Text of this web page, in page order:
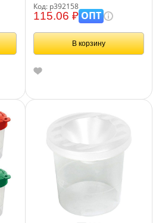
Код: р392158
115.06 ₽ОПТ
В корзину